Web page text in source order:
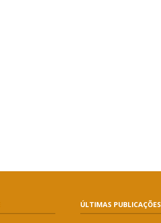
ÚLTIMAS PUBLICAÇÕES